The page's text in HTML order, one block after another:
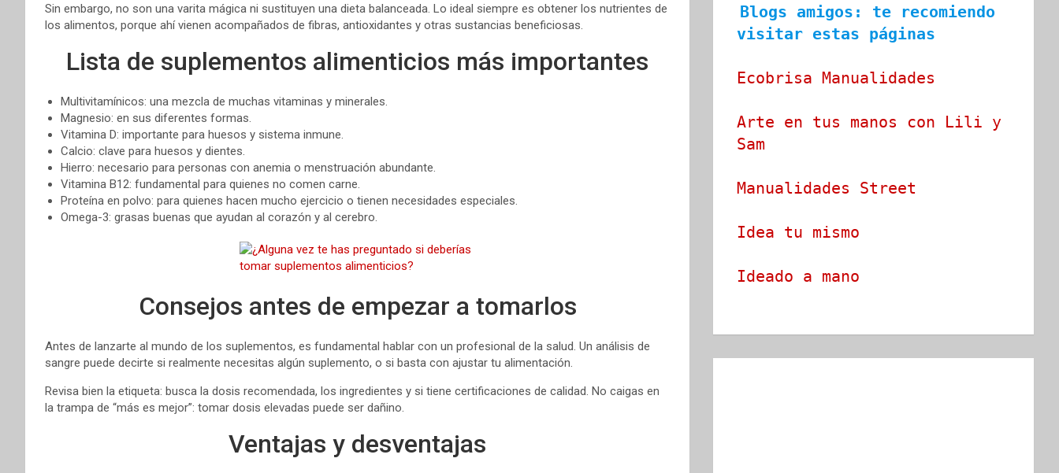
Sin embargo, no son una varita mágica ni sustituyen una dieta balanceada. Lo ideal siempre es obtener los nutrientes de
los alimentos, porque ahí vienen acompañados de fibras, antioxidantes y otras sustancias beneficiosas.
Lista de suplementos alimenticios más importantes
Multivitamínicos: una mezcla de muchas vitaminas y minerales.
Magnesio: en sus diferentes formas.
Vitamina D: importante para huesos y sistema inmune.
Calcio: clave para huesos y dientes.
Hierro: necesario para personas con anemia o menstruación abundante.
Vitamina B12: fundamental para quienes no comen carne.
Proteína en polvo: para quienes hacen mucho ejercicio o tienen necesidades especiales.
Omega-3: grasas buenas que ayudan al corazón y al cerebro.
Consejos antes de empezar a tomarlos
Antes de lanzarte al mundo de los suplementos, es fundamental hablar con un profesional de la salud. Un análisis de
sangre puede decirte si realmente necesitas algún suplemento, o si basta con ajustar tu alimentación.
Revisa bien la etiqueta: busca la dosis recomendada, los ingredientes y si tiene certificaciones de calidad. No caigas en
la trampa de “más es mejor”: tomar dosis elevadas puede ser dañino.
Ventajas y desventajas
Blogs amigos: te recomiendo
visitar estas páginas
Ecobrisa Manualidades
Arte en tus manos con Lili y
Sam
Manualidades Street
Idea tu mismo
Ideado a mano